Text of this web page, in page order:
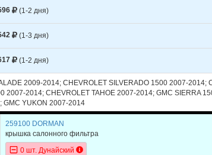
ESCALADE 2007
SILVERADO 1500 2014
SILVERADO 1500 2014
SILVERADO 1500
SILVERADO 1500
(1-2 дня)
(1-3 дня)
(1-2 дня)
2009-2014; CHEVROLET SILVERADO 1500 2007-2014;
2007-2014; CHEVROLET TAHOE 2007-2014; GMC SIERRA
GMC YUKON 2007-2014
259100 DORMAN
крышка салонного фильтра
0 шт. Дунайский